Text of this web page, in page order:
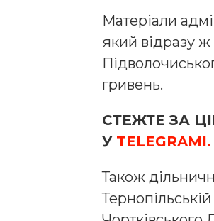
Матеріали
який відразу
гривень.
СТЕЖТЕ ЗА
У TELEGRAMІ.
Також